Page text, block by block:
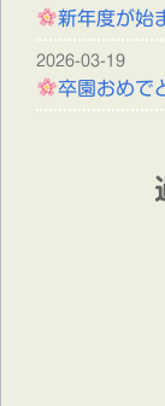
新年度が始
卒園おめで
2026-03-19